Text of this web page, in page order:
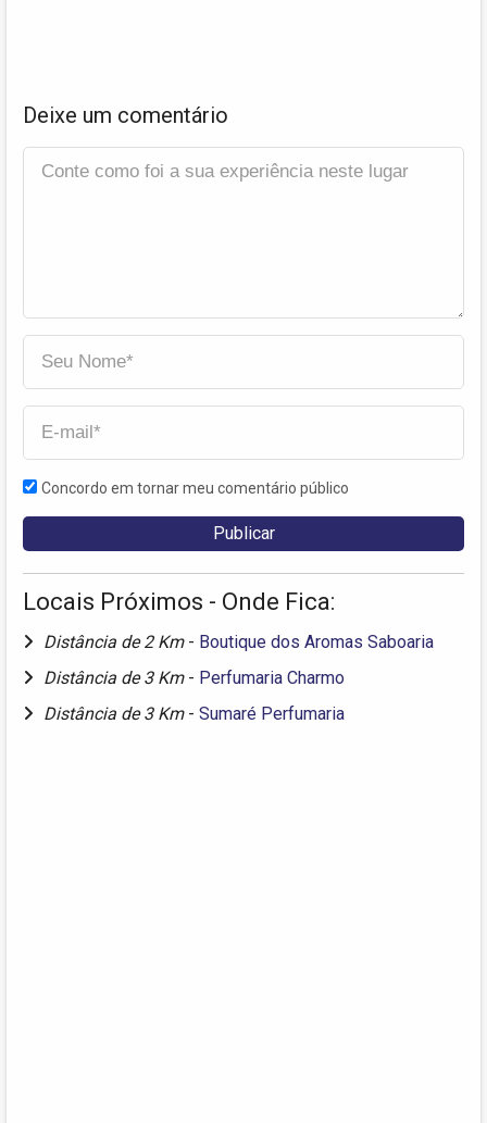
Deixe um comentário
Concordo em tornar meu comentário público
Locais Próximos - Onde Fica:
Distância de 2 Km - Boutique dos Aromas Saboaria
Distância de 3 Km - Perfumaria Charmo
Distância de 3 Km - Sumaré Perfumaria